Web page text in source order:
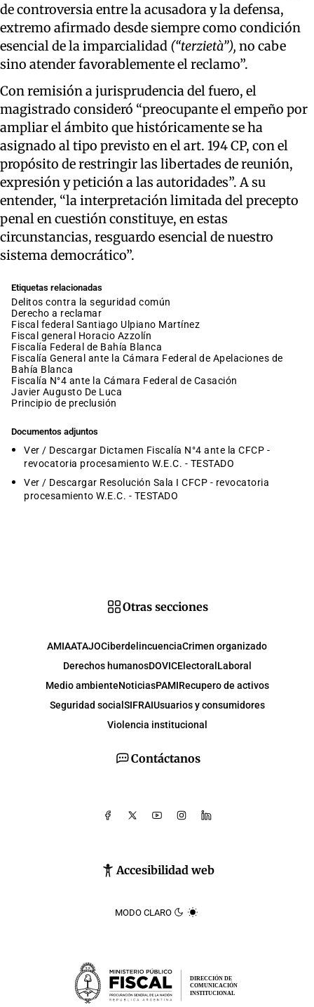
de controversia entre la acusadora y la defensa,
extremo afirmado desde siempre como condición
esencial de la imparcialidad (“terzietà”), no cabe
sino atender favorablemente el reclamo”.
Con remisión a jurisprudencia del fuero, el
magistrado consideró “preocupante el empeño por
ampliar el ámbito que históricamente se ha
asignado al tipo previsto en el art. 194 CP, con el
propósito de restringir las libertades de reunión,
expresión y petición a las autoridades”. A su
entender, “la interpretación limitada del precepto
penal en cuestión constituye, en estas
circunstancias, resguardo esencial de nuestro
sistema democrático”.
Etiquetas relacionadas
delitos contra la seguridad común
derecho a reclamar
fiscal federal Santiago Ulpiano Martínez
fiscal general Horacio Azzolín
Fiscalía Federal de Bahía Blanca
Fiscalía General ante la Cámara Federal de Apelaciones de
Bahía Blanca
Fiscalía N°4 ante la Cámara Federal de Casación
Javier Augusto De Luca
principio de preclusión
Documentos adjuntos
Ver / Descargar Dictamen Fiscalía N°4 ante la CFCP -
revocatoria procesamiento W.E.C. - TESTADO
Ver / Descargar Resolución Sala I CFCP - revocatoria
procesamiento W.E.C. - TESTADO
Contáctanos
Accesibilidad web
MODO CLARO
Otras secciones
AMIAATAJOCiberdelincuenciaCrimen organizado
Derechos humanosDOVICElectoral Laboral
Medio ambienteNoticiasPAMIRecupero de activos
Seguridad social SIFRAIUsuarios y consumidores
Violencia institucional
DIRECCIÓN DE
COMUNICACIÓN
INSTITUCIONAL